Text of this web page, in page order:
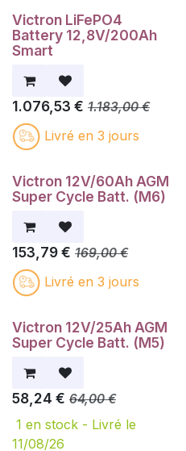
Victron LiFePO4
Battery 12,8V/200Ah
Smart
1.076,53 € 1.183,00€
Livré en 3 jours
Victron 12V/60Ah AGM
Super Cycle Batt. (M6)
153,79€ 169,00€
Livré en 3 jours
Victron 12V/25Ah AGM
Super Cycle Batt. (M5)
58,24 € 64,00€
1 en stock - Livré le
11/08/26